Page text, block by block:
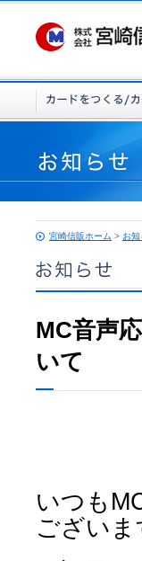
宮崎信販ホーム > お
MC音声
いて
いつも
ございま